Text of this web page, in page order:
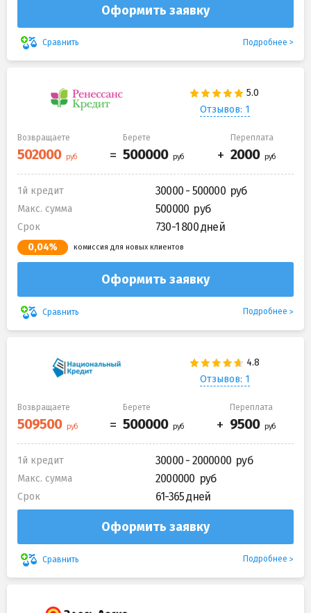
Оформить заявку
Сравнить Подробнее
Отзывов: 1
Возвращаете Берете Переплата
1й кредит 30000 - 500000
Макс. сумма 500000
Срок 730-1 800 дней
0,04% комиссия для новых клиентов
Оформить заявку
Сравнить Подробнее
Отзывов: 1
Возвращаете Берете Переплата
1й кредит 30000 - 2000000
Макс. сумма 2000000
Срок 61-365 дней
Оформить заявку
Сравнить Подробнее